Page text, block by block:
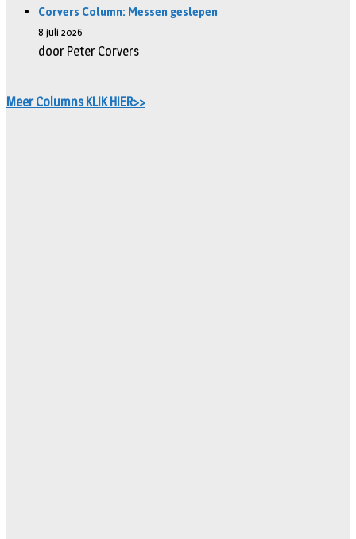
Corvers Column: Messen geslepen
8 juli 2026
door Peter Corvers
Meer Columns KLIK HIER>>